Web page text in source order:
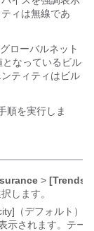
ィは無線であ
ローバルネット
なっているビル
ティティはビル
順を実行しま
> [Trends
します。
（デフォルト）、
されます。 テー